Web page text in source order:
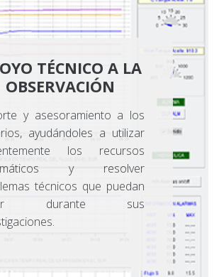
TÉCNICO A LA
OBSERVACIÓN
y asesoramiento a los
ayudándoles a utilizar
los recursos
y resolver
técnicos que puedan
durante sus